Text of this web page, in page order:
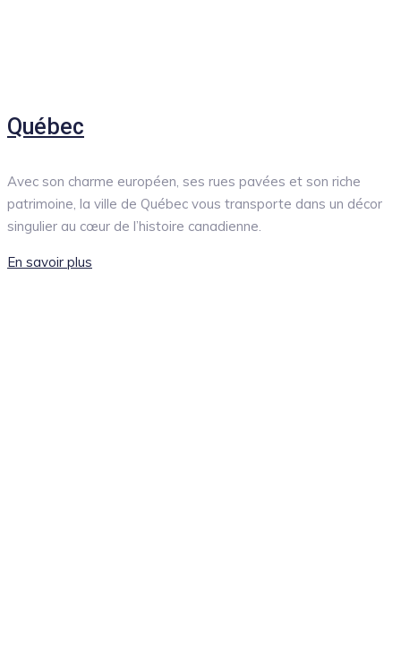
Québec
Avec son charme européen, ses rues pavées et son riche
patrimoine, la ville de Québec vous transporte dans un décor
singulier au cœur de l’histoire canadienne.
En savoir plus